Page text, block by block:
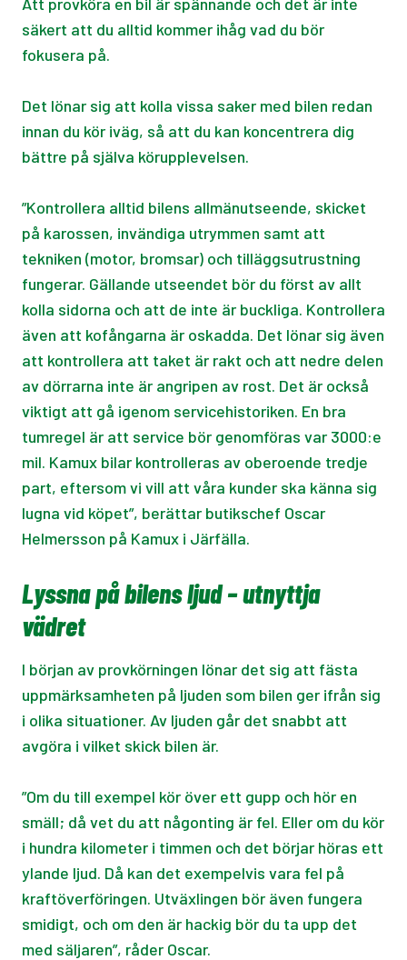
säkert att du alltid kommer ihåg vad du bör
fokusera på.
Det lönar sig att kolla vissa saker med bilen redan
innan du kör iväg, så att du kan koncentrera dig
bättre på själva körupplevelsen.
”Kontrollera alltid bilens allmänutseende, skicket
på karossen, invändiga utrymmen samt att
tekniken (motor, bromsar) och tilläggsutrustning
fungerar. Gällande utseendet bör du först av allt
kolla sidorna och att de inte är buckliga. Kontrollera
även att kofångarna är oskadda. Det lönar sig även
att kontrollera att taket är rakt och att nedre delen
av dörrarna inte är angripen av rost. Det är också
viktigt att gå igenom servicehistoriken. En bra
tumregel är att service bör genomföras var 3000:e
mil. Kamux bilar kontrolleras av oberoende tredje
part, eftersom vi vill att våra kunder ska känna sig
lugna vid köpet”, berättar butikschef Oscar
Helmersson på Kamux i Järfälla.
Lyssna på bilens ljud – utnyttja
vädret
I början av provkörningen lönar det sig att fästa
uppmärksamheten på ljuden som bilen ger ifrån sig
i olika situationer. Av ljuden går det snabbt att
avgöra i vilket skick bilen är.
”Om du till exempel kör över ett gupp och hör en
smäll; då vet du att någonting är fel. Eller om du kör
i hundra kilometer i timmen och det börjar höras ett
ylande ljud. Då kan det exempelvis vara fel på
kraftöverföringen. Utväxlingen bör även fungera
smidigt, och om den är hackig bör du ta upp det
med säljaren”, råder Oscar.